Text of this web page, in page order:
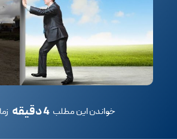
خواندن این مطلب 4 دقیقه